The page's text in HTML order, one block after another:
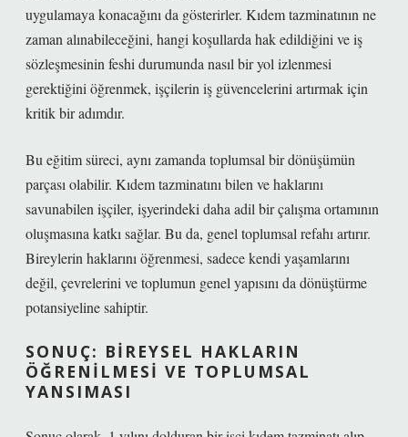
uygulamaya konacağını da gösterirler. Kıdem tazminatının ne
zaman alınabileceğini, hangi koşullarda hak edildiğini ve iş
sözleşmesinin feshi durumunda nasıl bir yol izlenmesi
gerektiğini öğrenmek, işçilerin iş güvencelerini artırmak için
kritik bir adımdır.
Bu eğitim süreci, aynı zamanda toplumsal bir dönüşümün
parçası olabilir. Kıdem tazminatını bilen ve haklarını
savunabilen işçiler, işyerindeki daha adil bir çalışma ortamının
oluşmasına katkı sağlar. Bu da, genel toplumsal refahı artırır.
Bireylerin haklarını öğrenmesi, sadece kendi yaşamlarını
değil, çevrelerini ve toplumun genel yapısını da dönüştürme
potansiyeline sahiptir.
SONUÇ: BIREYSEL HAKLARIN
ÖĞRENILMESI VE TOPLUMSAL
YANSIMASI